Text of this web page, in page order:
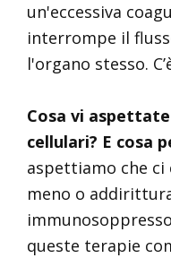
un'eccessiva
interrompe il
l'organo stesso.
Cosa vi
cellulari? E cosa
aspettiamo che
meno o
queste terapie